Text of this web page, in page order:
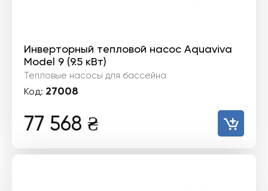
Инверторный тепловой насос Aquaviva
Model 9 (9.5 кВт)
Тепловые насосы для бассейна
Код: 27008
77 568 ₴